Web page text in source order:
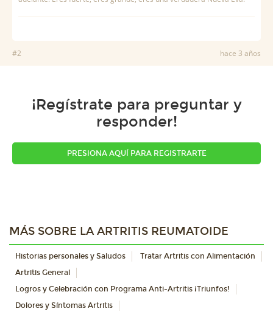
#2 hace 3 años
¡Regístrate para preguntar y
responder!
PRESIONA AQUÍ PARA REGISTRARTE
MÁS SOBRE LA ARTRITIS REUMATOIDE
Historias personales y Saludos
Tratar Artritis con Alimentación
Artritis General
Logros y Celebración con Programa Anti-Artritis ¡Triunfos!
Dolores y Síntomas Artritis